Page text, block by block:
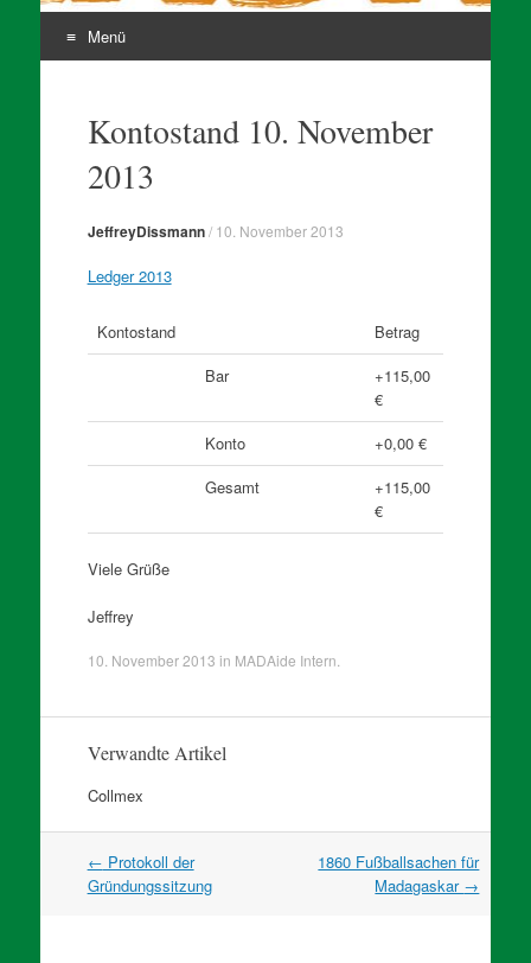
Menü
springenKontostand 10. November
2013
JeffreyDissmann/ 10. November 2013
Ledger 2013
Kontostand
Betrag
Bar
+115,00
€
Konto
+0,00 €
Gesamt
+115,00
€
Viele Grüße
Jeffrey
10. November 2013 in MADAide Intern
Verwandte Artikel
Collmex
Artikel
Navigation
← Protokoll der
Gründungssitzung
1860 Fußballsachen für
Madagaskar →